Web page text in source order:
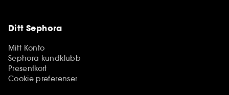
Ditt Sephora
Mitt Konto
Sephora kundklubb
Presentkort
Cookie preferenser